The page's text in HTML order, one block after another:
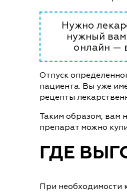
Нужно
нужный
онлайн —
Отпуск
пациента. Вы уже
рецепты
Таким образом, вам
препарат можно
ГДЕ
При необходимости